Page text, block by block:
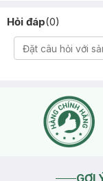
Hỏi đáp(0)
GỢI